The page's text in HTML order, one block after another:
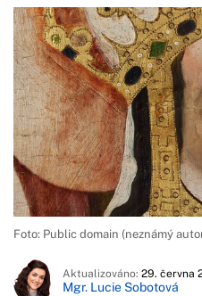
Foto: Public domain (neznámý
Aktualizováno: 29. června
Mgr. Lucie Sobotová